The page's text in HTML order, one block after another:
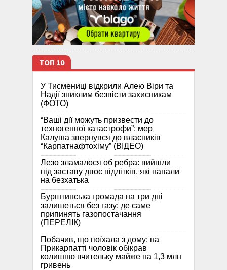
ТОП 10
У Тисмениці відкрили Алею Віри та
Надії зниклим безвісти захисникам
(ФОТО)
“Ваші дії можуть призвести до
техногенної катастрофи”: мер
Калуша звернувся до власників
“Карпатнафтохіму” (ВІДЕО)
Лезо зламалося об ребра: вийшли
під заставу двоє підлітків, які напали
на безхатька
Бурштинська громада на три дні
залишеться без газу: де саме
припинять газопостачання
(ПЕРЕЛІК)
Побачив, що поїхала з дому: на
Прикарпатті чоловік обікрав
колишню вчительку майже на 1,3 млн
гривень